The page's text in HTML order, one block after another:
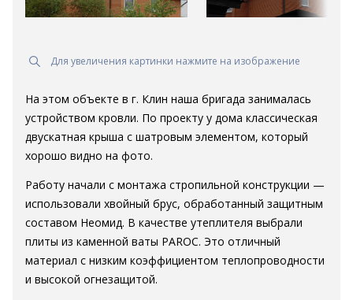
Для увеличения картинки нажмите на изображение
На этом объекте в г. Клин наша бригада занималась
устройством кровли. По проекту у дома классическая
двускатная крыша с шатровым элементом, который
хорошо видно на фото.
Работу начали с монтажа стропильной конструкции —
использовали хвойный брус, обработанный защитным
составом Неомид. В качестве утеплителя выбрали
плиты из каменной ваты PAROC. Это отличный
материал с низким коэффициентом теплопроводности
и высокой огнезащитой.